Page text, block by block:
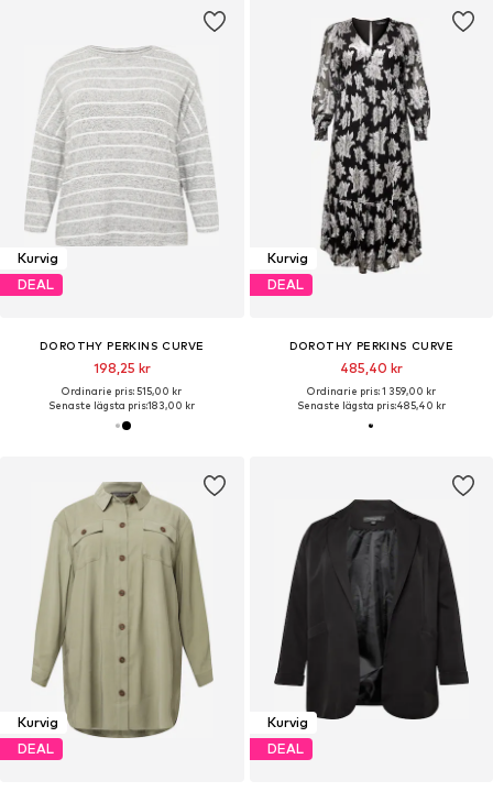
Kurvig
DEAL
DOROTHY PERKINS CURVE
198,25 kr
Ordinarie pris: 515,00 kr
Senaste lägsta pris:183,00 kr
Kurvig
DEAL
DOROTHY PERKINS CURVE
485,40 kr
Ordinarie pris: 1 359,00 kr
Senaste lägsta pris:485,40 kr
Kurvig
DEAL
Kurvig
DEAL